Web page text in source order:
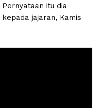
itu dia
jajaran, Kamis